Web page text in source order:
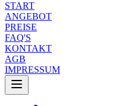
START
ANGEBOT
PREISE
FAQ'S
KONTAKT
AGB
IMPRESSUM